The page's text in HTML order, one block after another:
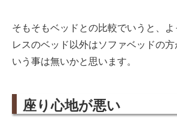
そもそもベッドとの比較でいうと、よ
レスのベッド以外はソファベッドの
いう事は無いかと思います。
座り心地が悪い